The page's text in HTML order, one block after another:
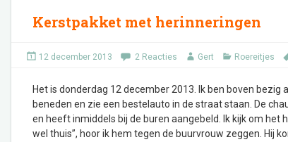
Kerstpakket met herinneringen
12 december 2013 2 Reacties Gert Roereitjes
Het is donderdag 12 december 2013. Ik ben boven bezig
beneden en zie een bestelauto in de straat staan. De
en heeft inmiddels bij de buren aangebeld. Ik kijk om het
wel thuis”, hoor ik hem tegen de buurvrouw zeggen. Hij